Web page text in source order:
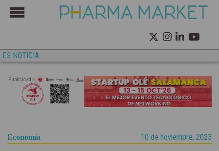
ES NOTICIA
Publicidad
Economía 10 de noviembre, 2023